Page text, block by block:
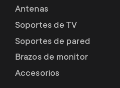
Antenas
Soportes de TV
Soportes de pared
Brazos de monitor
Accesorios